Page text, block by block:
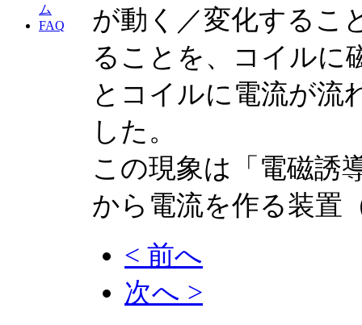
ム
FAQ
が動く／変化するこ
ることを、コイルに
とコイルに電流が流
した。
この現象は「電磁誘
から電流を作る装置
< 前へ
次へ >